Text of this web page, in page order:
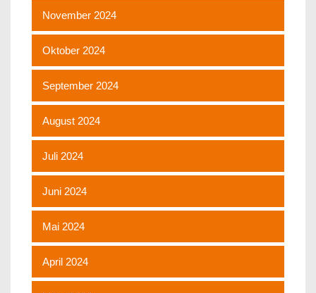
November 2024
Oktober 2024
September 2024
August 2024
Juli 2024
Juni 2024
Mai 2024
April 2024